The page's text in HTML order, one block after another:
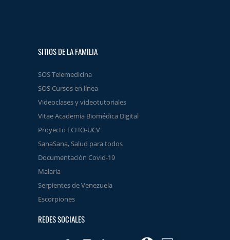
SITIOS DE LA FAMILIA
SOS Telemedicina
SOS Cursos en línea
Videoclases y videotutoriales
Vitae Academia Biomédica Digital
Proyecto ECHO-UCV
SanaSana, Salud para todos
Documentación Covid-19
Malaria
Serpientes de Venezuela
Escorpiones
REDES SOCIALES